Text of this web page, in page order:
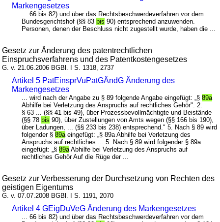
Markengesetzes
... 66 bis 82) und über das Rechtsbeschwerdeverfahren vor dem
Bundesgerichtshof (§§ 83 bis 90) entsprechend anzuwenden.
Personen, denen der Beschluss nicht zugestellt wurde, haben die ...
Gesetz zur Änderung des patentrechtlichen
Einspruchsverfahrens und des Patentkostengesetzes
G. v. 21.06.2006 BGBl. I S. 1318, 2737
Artikel 5 PatEinsprVuPatGÄndG Änderung des
Markengesetzes
... wird nach der Angabe zu § 89 folgende Angabe eingefügt: „§89a
Abhilfe bei Verletzung des Anspruchs auf rechtliches Gehör". 2.
§ 63 ... (§§ 41 bis 49), über Prozessbevollmächtigte und Beistände
(§§ 78 bis 90), über Zustellungen von Amts wegen (§§ 166 bis 190),
über Ladungen, ... (§§ 233 bis 238) entsprechend." 5. Nach § 89 wird
folgender §89aeingefügt: „§ 89a Abhilfe bei Verletzung des
Anspruchs auf rechtliches ... 5. Nach § 89 wird folgender § 89a
eingefügt: „§89aAbhilfe bei Verletzung des Anspruchs auf
rechtliches Gehör Auf die Rüge der ...
Gesetz zur Verbesserung der Durchsetzung von Rechten des
geistigen Eigentums
G. v. 07.07.2008 BGBl. I S. 1191, 2070
Artikel 4 GEigDuVeG Änderung des Markengesetzes
... 66 bis 82) und über das Rechtsbeschwerdeverfahren vor dem